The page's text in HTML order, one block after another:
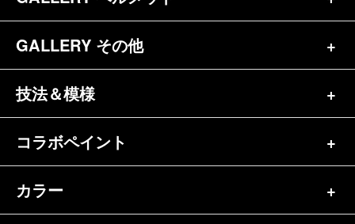
参考価格
キャンディペイントとは？
メディア掲載（18）
ペイントワンポイント（9）
ペイント済商品（11）
ハーレー（141）
ホンダ（20）
スズキ（8）
ヘルメット一覧（139）
半ヘル（39）
フルフェイス（23）
GALLERY その他
その他一覧（92）
自転車&三輪車（11）
車パーツ（9）
技法＆模様
シンプル（38）
グラフィック（88）
コラボペイント
エアブラシ（23）
カラー